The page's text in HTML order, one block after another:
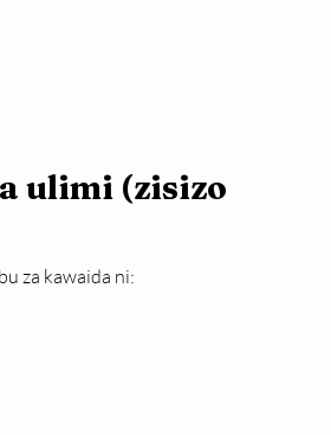
ulimi (zisizo
za kawaida ni: